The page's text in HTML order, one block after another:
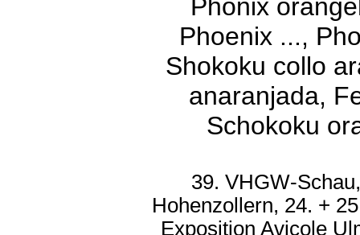
Phönix
Phoenix ...,
Shokoku collo
anaranjada,
Schokoku
39. VHGW-
Hohenzollern, 24. +
Exposition Avicole